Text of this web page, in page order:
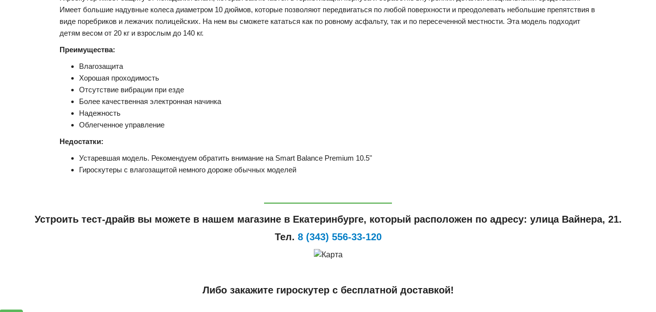
Имеет большие надувные колеса диаметром 10 дюймов, которые позволяют передвигаться по любой поверхности и преодолевать небольшие препятствия в
виде поребриков и лежачих полицейских. На нем вы сможете кататься как по ровному асфальту, так и по пересеченной местности. Эта модель подходит
детям весом от 20 кг и взрослым до 140 кг.
Преимущества:
Влагозащита
Хорошая проходимость
Отсутствие вибрации при езде
Более качественная электронная начинка
Надежность
Облегченное управление
Недостатки:
Устаревшая модель. Рекомендуем обратить внимание на Smart Balance Premium 10.5"
Гироскутеры с влагозащитой немного дороже обычных моделей
Устроить тест-драйв вы можете в нашем магазине в Екатеринбурге, который расположен по адресу: улица Вайнера, 21.
Тел. 8 (343) 556-33-120
Либо закажите гироскутер с бесплатной доставкой!